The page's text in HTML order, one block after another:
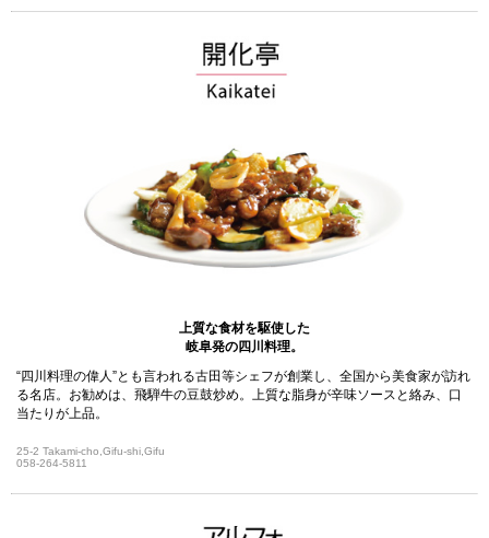
上質な食材を駆使した
岐阜発の四川料理。
“四川料理の偉人”とも言われる古田等シェフが創業し、全国から美食家が訪れ
る名店。お勧めは、飛騨牛の豆鼓炒め。上質な脂身が辛味ソースと絡み、口
当たりが上品。
25-2 Takami-cho,Gifu-shi,Gifu
058-264-5811